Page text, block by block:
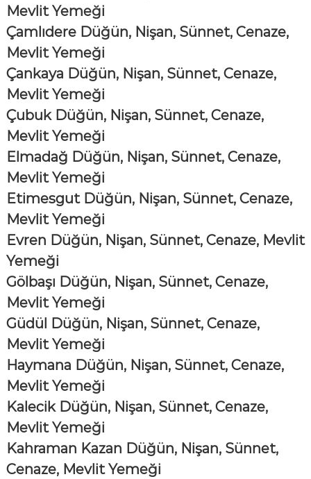
Mevlit Yemeği
Çamlıdere Düğün, Nişan, Sünnet, Cenaze,
Mevlit Yemeği
Çankaya Düğün, Nişan, Sünnet, Cenaze,
Mevlit Yemeği
Çubuk Düğün, Nişan, Sünnet, Cenaze,
Mevlit Yemeği
Elmadağ Düğün, Nişan, Sünnet, Cenaze,
Mevlit Yemeği
Etimesgut Düğün, Nişan, Sünnet, Cenaze,
Mevlit Yemeği
Evren Düğün, Nişan, Sünnet, Cenaze, Mevlit
Yemeği
Gölbaşı Düğün, Nişan, Sünnet, Cenaze,
Mevlit Yemeği
Güdül Düğün, Nişan, Sünnet, Cenaze,
Mevlit Yemeği
Haymana Düğün, Nişan, Sünnet, Cenaze,
Mevlit Yemeği
Kalecik Düğün, Nişan, Sünnet, Cenaze,
Mevlit Yemeği
Kahraman Kazan Düğün, Nişan, Sünnet,
Cenaze, Mevlit Yemeği